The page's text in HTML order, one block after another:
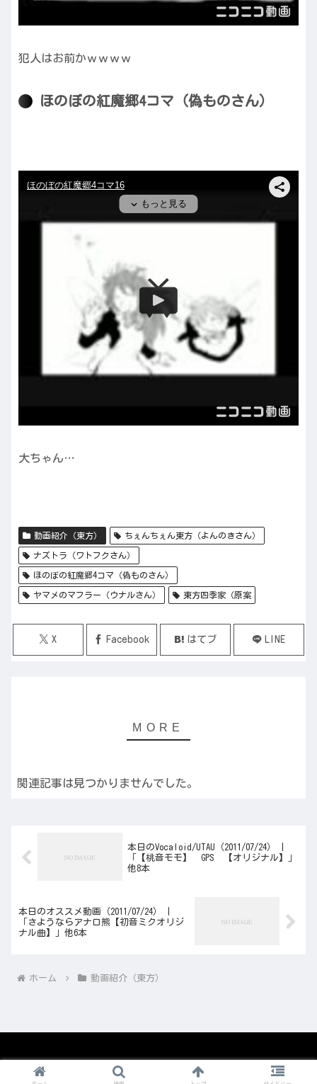
犯人はお前かｗｗｗｗ
ほのぼの紅魔郷4コマ（偽ものさん）
大ちゃん…
動画紹介（東方） ちぇんちぇん東方（よんのきさん）
ナズトラ（ワトフクさん）
ほのぼの紅魔郷4コマ（偽ものさん）
ヤマメのマフラー（ウナルさん） 東方四季家（原案
X Facebook はてブ LINE
関連記事は見つかりませんでした。
本日のVocaloid/UTAU（2011/07/24） |
「【桃音モモ】 GPS 【オリジナル】」
他8本
本日のオススメ動画（2011/07/24） |
「さようならアナロ熊【初音ミクオリジ
ナル曲】」他6本
ホーム 動画紹介（東方）
© 2008-2026 1nico.